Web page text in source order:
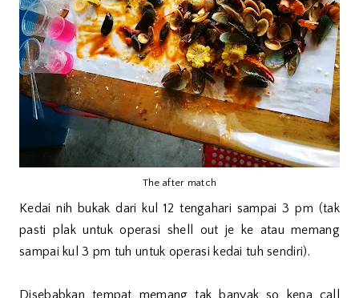
The after match
Kedai nih bukak dari kul 12 tengahari sampai 3 pm (tak
pasti plak untuk operasi shell out je ke atau memang
sampai kul 3 pm tuh untuk operasi kedai tuh sendiri).
Disebabkan tempat memang tak banyak so kena call